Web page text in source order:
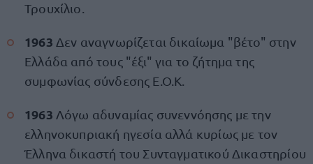
Τρουχίλιο.
1963 Δεν αναγνωρίζεται δικαίωμα "βέτο" στην
Ελλάδα από τους "έξι" για το ζήτημα της
συμφωνίας σύνδεσης Ε.Ο.Κ.
1963 Λόγω αδυναμίας συνεννόησης με την
ελληνοκυπριακή ηγεσία αλλά κυρίως με τον
Έλληνα δικαστή του Συνταγματικού Δικαστηρίου